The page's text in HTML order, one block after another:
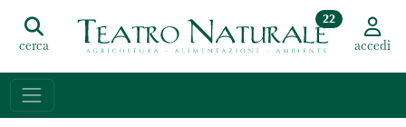
cerca
22
accedi